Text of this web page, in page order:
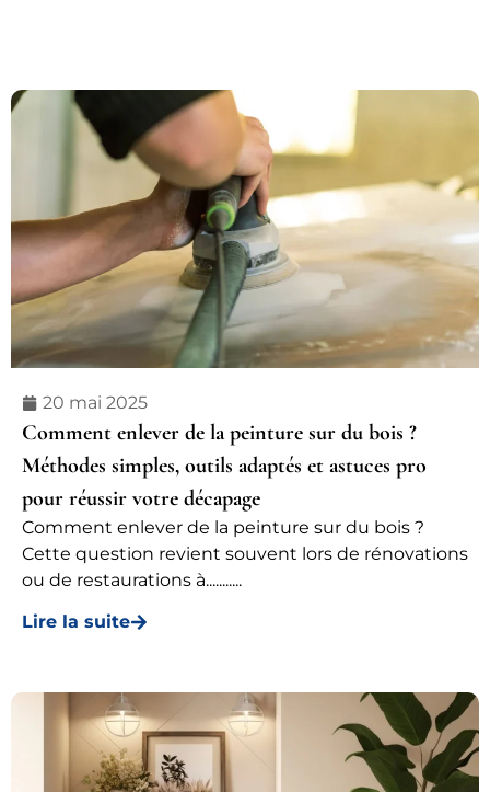
20 mai 2025
Comment enlever de la peinture sur du bois ?
Méthodes simples, outils adaptés et astuces pro
pour réussir votre décapage
Comment enlever de la peinture sur du bois ?
Cette question revient souvent lors de rénovations
ou de restaurations à...........
Lire la suite